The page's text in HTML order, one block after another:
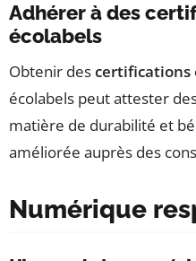
Adhérer à des
écolabels
Obtenir descertifications
écolabels peut attester
matière de durabilité et
améliorée auprès des
Numérique